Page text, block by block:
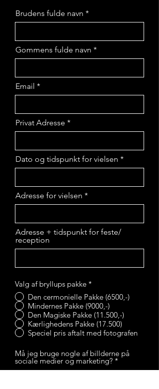
Brudens fulde navn
Gommens fulde navn
Email
Privat Adresse
Dato og tidspunkt for vielsen
Adresse for vielsen
Adresse + tidspunkt for feste/
reception
Valg af bryllups pakke *
Den cermonielle Pakke (6500,-)
Mindernes Pakke (9000,-)
Den Magiske Pakke (11.500,-)
Kærlighedens Pakke (17.500)
Speciel pris aftalt med fotografen
Må jeg bruge nogle af billderne på
sociale medier og marketing? *
Ja da ! Men jeg vil se og godkende